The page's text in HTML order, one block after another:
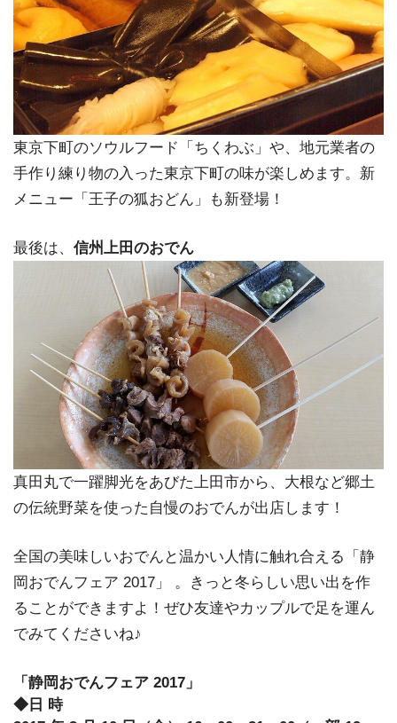
東京下町のソウルフード「ちくわぶ」や、地元業者の
手作り練り物の入った東京下町の味が楽しめます。新
メニュー「王子の狐おどん」も新登場！
最後は、 信州上田のおでん
真田丸で一躍脚光をあびた上田市から、大根など郷土
の伝統野菜を使った自慢のおでんが出店します！
全国の美味しいおでんと温かい人情に触れ合える「静
岡おでんフェア 2017」 。きっと冬らしい思い出を作
ることができますよ！ぜひ友達やカップルで足を運ん
でみてくださいね♪
「静岡おでんフェア 2017」
◆日 時